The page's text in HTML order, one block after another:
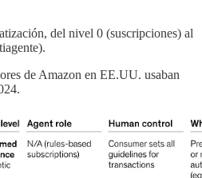
del nivel 0 (suscripciones) al
de Amazon en EE.UU. usaban